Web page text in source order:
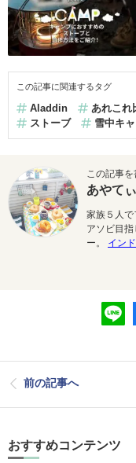
この記事に関連するタグ
Aladdin あれこれ
ストーブ
雪中キ
この記事を
あやてぃ
家族５人
アソビ目
ー。 イン
前の記事へ
おすすめコンテンツ